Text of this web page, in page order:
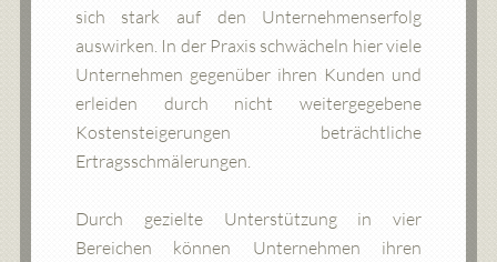
sich stark auf den Unternehmenserfolg
auswirken. In der Praxis schwächeln hier viele
Unternehmen gegenüber ihren Kunden und
erleiden durch nicht weitergegebene
Kostensteigerungen beträchtliche
Ertragsschmälerungen.
Durch gezielte Unterstützung in vier
Bereichen können Unternehmen ihren